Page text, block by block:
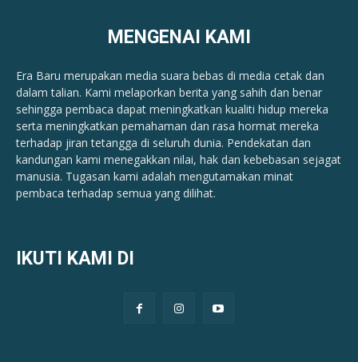
MENGENAI KAMI
Era Baru merupakan media suara bebas di media cetak dan
dalam talian. Kami melaporkan berita yang sahih dan benar ​​
sehingga pembaca dapat meningkatkan kualiti hidup mereka
serta meningkatkan pemahaman dan rasa hormat mereka
terhadap jiran tetangga di seluruh dunia. Pendekatan dan
kandungan kami menegakkan nilai, hak dan kebebasan sejagat
manusia. Tugasan kami adalah mengutamakan minat
pembaca terhadap semua yang dilihat.
IKUTI KAMI DI